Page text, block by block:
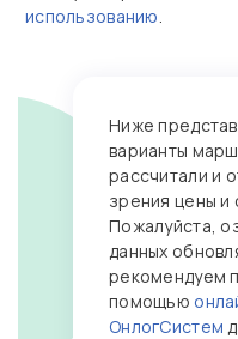
использованию.
Ниже
варианты
рассчитали и
зрения цены и
Пожалуйста,
данных
рекомендуем
помощью
ОнлогСистем